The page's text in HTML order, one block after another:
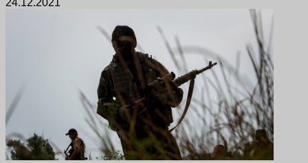
24.12.2021